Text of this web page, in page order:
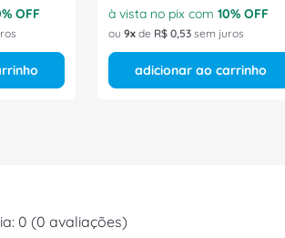
% OFF à vista no pix com 10% OFF
ou 9 de R$ 0,53 sem juros
adicionar ao carrinho
0 (0 avaliações)